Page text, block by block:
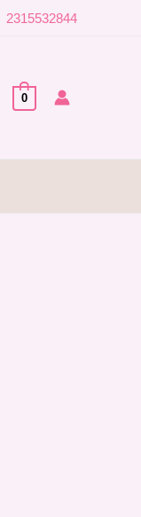
2315532844
0